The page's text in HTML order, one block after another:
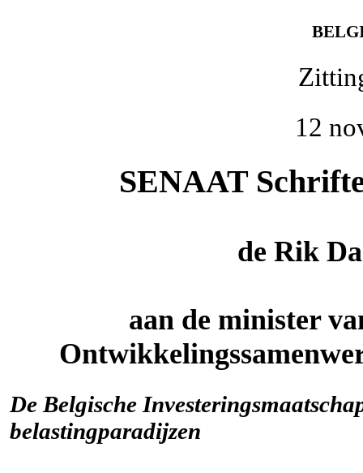
12
SENAAT
de Rik
aan de minister
De Belgische
belastingparadijzen